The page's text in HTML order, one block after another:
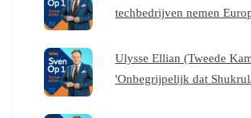
techbedrijven nemen
Ulysse Ellian (Tweede
'Onbegrijpelijk dat